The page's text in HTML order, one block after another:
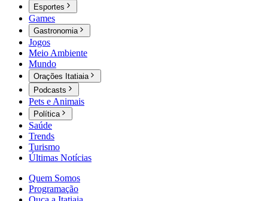
Esportes
Games
Gastronomia
Jogos
Meio Ambiente
Mundo
Orações Itatiaia
Podcasts
Pets e Animais
Política
Saúde
Trends
Turismo
Últimas Notícias
Quem Somos
Programação